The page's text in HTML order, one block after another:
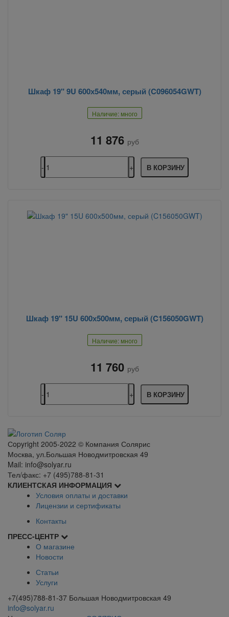
Шкаф 19" 9U 600х540мм, серый (C096054GWT)
Наличие: много
11 876 руб
В КОРЗИНУ
Шкаф 19" 15U 600х500мм, серый (C156050GWT)
Наличие: много
11 760 руб
В КОРЗИНУ
Сopyright 2005-2022 © Компания Солярис
Москва, ул.Большая Новодмитровская 49
Mail: info@solyar.ru
Тел/факс: +7 (495)788-81-31
КЛИЕНТСКАЯ ИНФОРМАЦИЯ
Условия оплаты и доставки
Лицензии и сертификаты
Контакты
ПРЕСС-ЦЕНТР
О магазине
Новости
Статьи
Услуги
+7(495)788-81-37 Большая Новодмитровская 49
info@solyar.ru